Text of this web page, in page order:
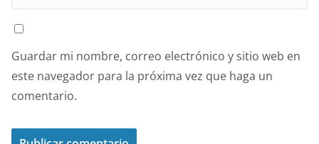
Guardar mi nombre, correo electrónico y sitio web en
este navegador para la próxima vez que haga un
comentario.